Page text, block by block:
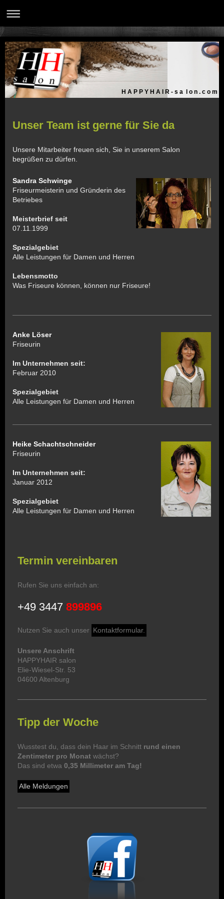
H A P P Y H A I R - s a l o n . c o m
Unser Team ist gerne für Sie da
Unsere Mitarbeiter freuen sich, Sie in unserem Salon
begrüßen zu dürfen.
Sandra Schwinge
Friseurmeisterin und Gründerin des
Betriebes
Meisterbrief seit
07.11.1999
Spezialgebiet
Alle Leistungen für Damen und Herren
Lebensmotto
Was Friseure können, können nur Friseure!
Anke Löser
Friseurin
Im Unternehmen seit:
Februar 2010
Spezialgebiet
Alle Leistungen für Damen und Herren
Heike Schachtschneider
Friseurin
Im Unternehmen seit:
Januar 2012
Spezialgebiet
Alle Leistungen für Damen und Herren
Termin vereinbaren
Rufen Sie uns einfach an:
+49 3447 899896
Nutzen Sie auch unser Kontaktformular.
Unsere Anschrift
HAPPYHAIR salon
Elie-Wiesel-Str. 53
04600 Altenburg
Tipp der Woche
Wusstest du, dass dein Haar im Schnitt rund einen
Zentimeter pro Monat wächst?
Das sind etwa 0,35 Millimeter am Tag!
Alle Meldungen